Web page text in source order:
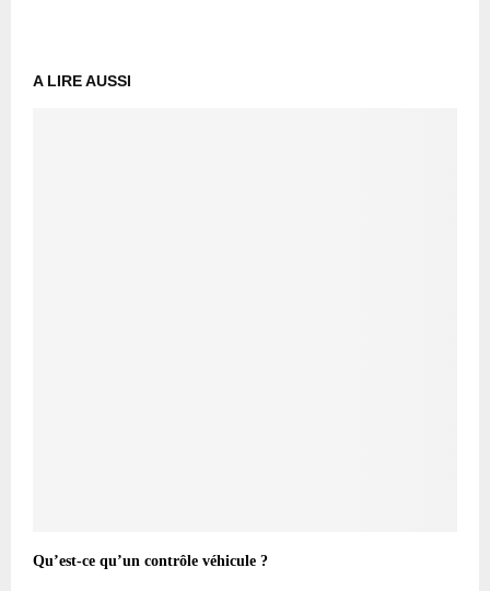
A LIRE AUSSI
Qu’est-ce qu’un contrôle véhicule ?